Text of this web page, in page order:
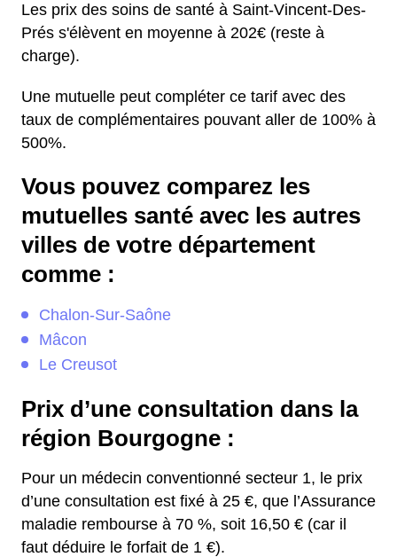
Les prix des soins de santé à Saint-Vincent-Des-
Prés s'élèvent en moyenne à 202€ (reste à
charge).
Une mutuelle peut compléter ce tarif avec des
taux de complémentaires pouvant aller de 100% à
500%.
Vous pouvez comparez les
mutuelles santé avec les autres
villes de votre département
comme :
Chalon-Sur-Saône
Mâcon
Le Creusot
Prix d’une consultation dans la
région Bourgogne :
Pour un médecin conventionné secteur 1, le prix
d’une consultation est fixé à 25 €, que l’Assurance
maladie rembourse à 70 %, soit 16,50 € (car il
faut déduire le forfait de 1 €).